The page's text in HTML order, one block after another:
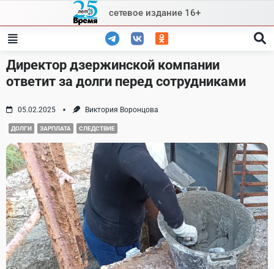
content
сетевое издание 16+
Директор дзержинской компании
ответит за долги перед сотрудниками
05.02.2025 Виктория Воронцова
ДОЛГИ ЗАРПЛАТА СЛЕДСТВИЕ